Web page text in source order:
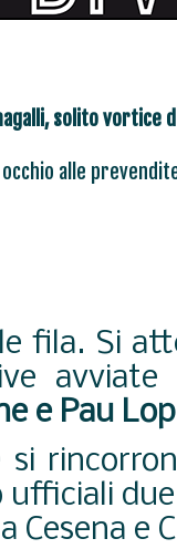
solito vortice
alle
fila. Si
avviate
e Pau
ufficiali
Cesena e